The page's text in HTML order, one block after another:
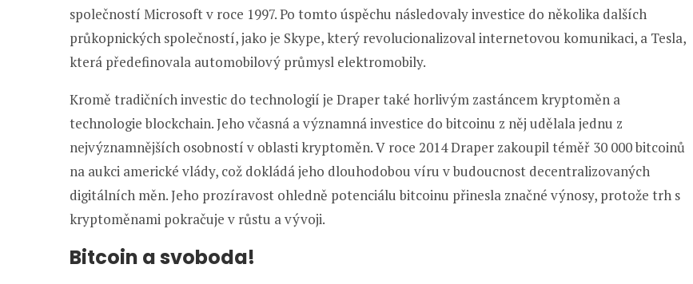
společností Microsoft v roce 1997. Po tomto úspěchu následovaly investice do několika dalších
průkopnických společností, jako je Skype, který revolucionalizoval internetovou komunikaci, a Tesla,
která předefinovala automobilový průmysl elektromobily.
Kromě tradičních investic do technologií je Draper také horlivým zastáncem kryptoměn a
technologie blockchain. Jeho včasná a významná investice do bitcoinu z něj udělala jednu z
nejvýznamnějších osobností v oblasti kryptoměn. V roce 2014 Draper zakoupil téměř 30 000 bitcoinů
na aukci americké vlády, což dokládá jeho dlouhodobou víru v budoucnost decentralizovaných
digitálních měn. Jeho prozíravost ohledně potenciálu bitcoinu přinesla značné výnosy, protože trh s
kryptoměnami pokračuje v růstu a vývoji.
Bitcoin a svoboda!